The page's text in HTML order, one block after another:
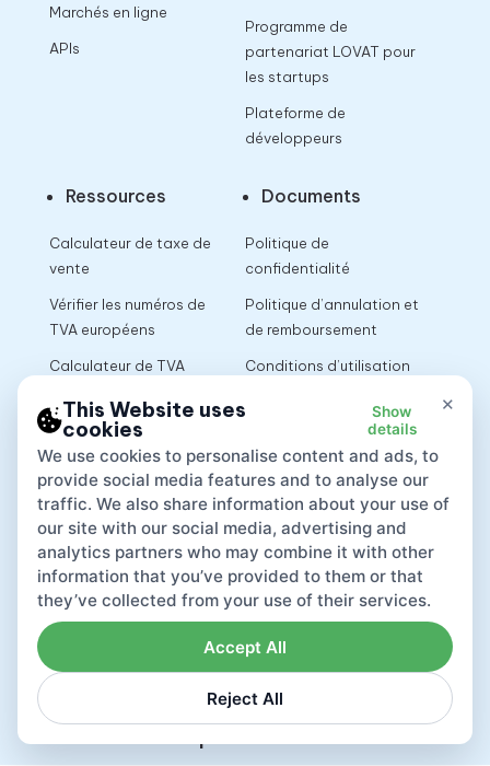
Marchés en ligne
APIs
Programme de
partenariat LOVAT pour
les startups
Plateforme de
développeurs
Ressources
Calculateur de taxe de
vente
Vérifier les numéros de
TVA européens
Calculateur de TVA
Documents
Politique de
confidentialité
Politique d’annulation et
de remboursement
Conditions d’utilisation
×
This Website uses
cookies
Show
details
We use cookies to personalise content and ads, to
provide social media features and to analyse our
traffic. We also share information about your use of
our site with our social media, advertising and
analytics partners who may combine it with other
information that you’ve provided to them or that
they’ve collected from your use of their services.
Reject All
Accept All